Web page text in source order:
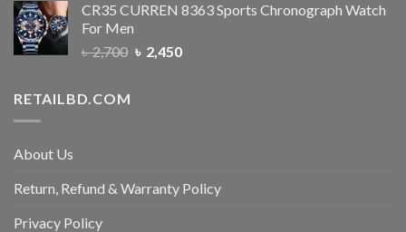
CR35 CURREN 8363 Sports Chronograph Watch
For Men
৳2,700 ৳ 2,450
RETAILBD.COM
About Us
Return, Refund & Warranty Policy
Privacy Policy